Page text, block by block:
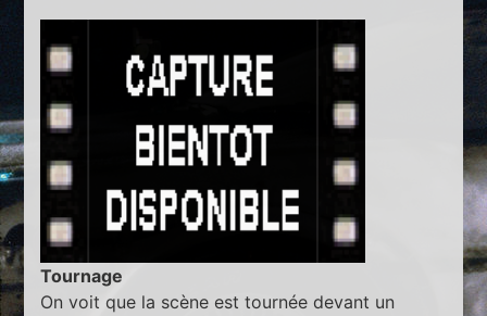
Tournage
On voit que la scène est tournée devant un